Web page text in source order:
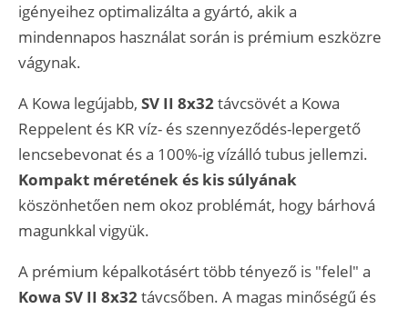
igényeihez optimalizálta a gyártó, akik a
mindennapos használat során is prémium eszközre
vágynak.
A Kowa legújabb, SV II 8x32távcsövét a Kowa
Reppelent és KR víz- és szennyeződés-lepergető
lencsebevonat és a 100%-ig vízálló tubus jellemzi.
Kompakt méretének és kis súlyának
köszönhetően nem okoz problémát, hogy bárhová
magunkkal vigyük.
A prémium képalkotásért több tényező is "felel" a
Kowa SV II 8x32távcsőben. A magas minőségű és